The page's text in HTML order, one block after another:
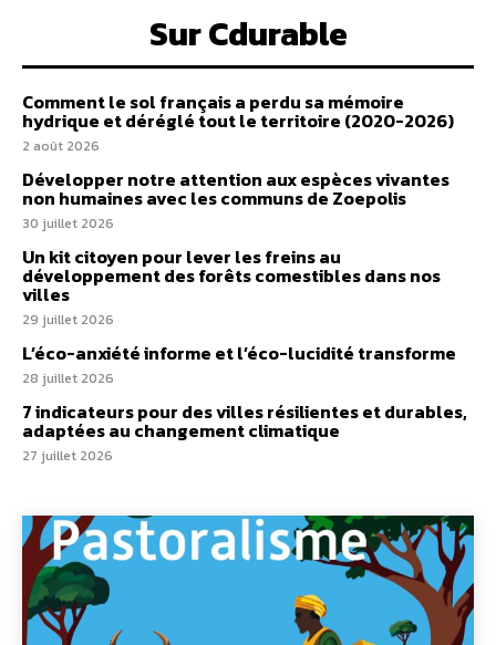
Sur Cdurable
Comment le sol français a perdu sa mémoire
hydrique et déréglé tout le territoire (2020-2026)
2 août 2026
Développer notre attention aux espèces vivantes
non humaines avec les communs de Zoepolis
30 juillet 2026
Un kit citoyen pour lever les freins au
développement des forêts comestibles dans nos
villes
29 juillet 2026
L’éco-anxiété informe et l’éco-lucidité transforme
28 juillet 2026
7 indicateurs pour des villes résilientes et durables,
adaptées au changement climatique
27 juillet 2026